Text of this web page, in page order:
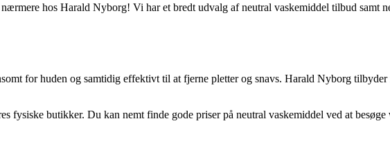
hos Harald Nyborg! Vi har et bredt udvalg af neutral vaskemiddel tilbud samt
for huden og samtidig effektivt til at fjerne pletter og snavs. Harald Nyborg
butikker. Du kan nemt finde gode priser på neutral vaskemiddel ved at besøge